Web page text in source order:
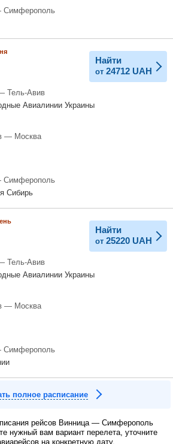
Симферополь
Найти
от 24712 UAH
Тель-Авив
Авиалинии Украины
— Москва
Симферополь
Сибирь
Найти
от 25220 UAH
Тель-Авив
Авиалинии Украины
— Москва
Симферополь
полное расписание
рейсов Винница — Симферополь
нужный вам вариант перелета, уточните
на конкретную дату.